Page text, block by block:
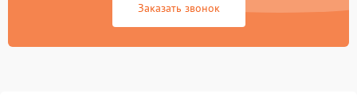
Заказать звонок